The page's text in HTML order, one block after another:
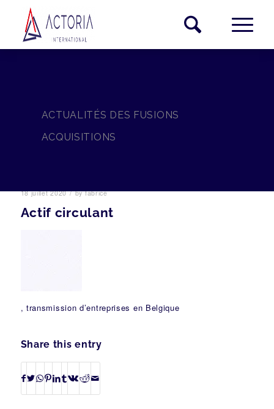
ACTUALITÉS DES FUSIONS
ACQUISITIONS
18 juillet 2020 / byfabrice
Actif circulant
, transmission d’entreprises en Belgique
Share this entry